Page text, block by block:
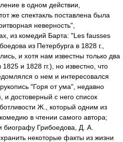
в одном действии,
же спектакль поставлена была
неверность",
из комедий Барта: "Les fausses
из Петербурга в 1828 г.,
и хотя нам известны только два
и 1828 гг.), но известно, что
о нем и интересовался
"Горя от ума", недавно
достоверный с него список
Ж., который одним из
в чтении самого автора;
биографу Грибоедова, Д. А.
некоторые факты из жизни